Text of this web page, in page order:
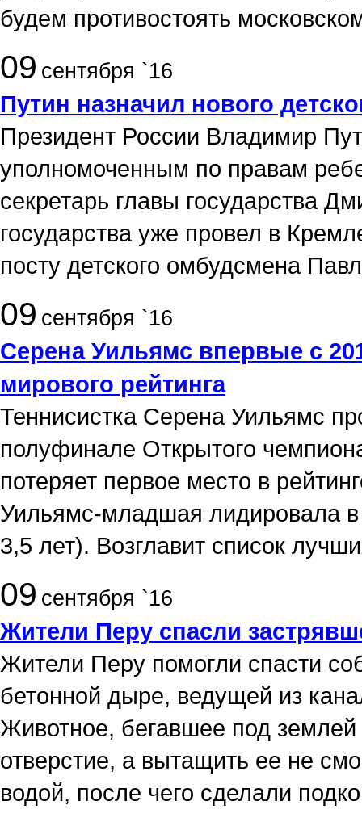
будем противостоять
09 сентября `16
Путин назначил нового
Президент России Владимир
уполномоченным по правам
секретарь главы государства
государства уже провел в
посту детского омбудсмена
09 сентября `16
Серена Уильямс впервые с
мирового рейтинга
Теннисистка Серена Уильямс
полуфинале Открытого
потеряет первое место в
Уильямс-младшая лидировала в
3,5 лет). Возглавит список
09 сентября `16
Жители Перу спасли
Жители Перу помогли спасти
бетонной дыре, ведущей из
Животное, бегавшее под землей
отверстие, а вытащить ее не
водой, после чего сделали